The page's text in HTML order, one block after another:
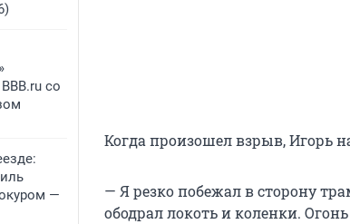
со
—
Когда произошел взрыв, Игорь
— Я резко побежал в сторону
ободрал локоть и коленки.